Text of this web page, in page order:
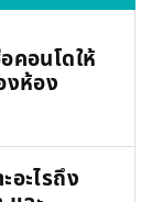
คอนโดให้
งห้อง
อะไรถึง